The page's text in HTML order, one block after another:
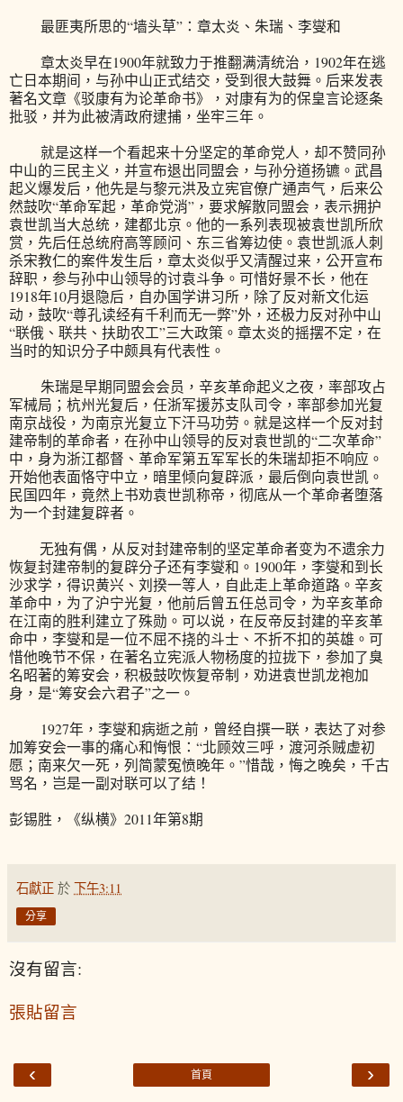
最匪夷所思的“墙头草”：章太炎、朱瑞、李燮和
章太炎早在1900年就致力于推翻满清统治，1902年在逃
亡日本期间，与孙中山正式结交，受到很大鼓舞。后来发表
著名文章《驳康有为论革命书》，对康有为的保皇言论逐条
批驳，并为此被清政府逮捕，坐牢三年。
就是这样一个看起来十分坚定的革命党人，却不赞同孙
中山的三民主义，并宣布退出同盟会，与孙分道扬镳。武昌
起义爆发后，他先是与黎元洪及立宪官僚广通声气，后来公
然鼓吹“革命军起，革命党消”，要求解散同盟会，表示拥护
袁世凯当大总统，建都北京。他的一系列表现被袁世凯所欣
赏，先后任总统府高等顾问、东三省筹边使。袁世凯派人刺
杀宋教仁的案件发生后，章太炎似乎又清醒过来，公开宣布
辞职，参与孙中山领导的讨袁斗争。可惜好景不长，他在
1918年10月退隐后，自办国学讲习所，除了反对新文化运
动，鼓吹“尊孔读经有千利而无一弊”外，还极力反对孙中山
“联俄、联共、扶助农工”三大政策。章太炎的摇摆不定，在
当时的知识分子中颇具有代表性。
朱瑞是早期同盟会会员，辛亥革命起义之夜，率部攻占
军械局；杭州光复后，任浙军援苏支队司令，率部参加光复
南京战役，为南京光复立下汗马功劳。就是这样一个反对封
建帝制的革命者，在孙中山领导的反对袁世凯的“二次革命”
中，身为浙江都督、革命军第五军军长的朱瑞却拒不响应。
开始他表面恪守中立，暗里倾向复辟派，最后倒向袁世凯。
民国四年，竟然上书劝袁世凯称帝，彻底从一个革命者堕落
为一个封建复辟者。
无独有偶，从反对封建帝制的坚定革命者变为不遗余力
恢复封建帝制的复辟分子还有李燮和。1900年，李燮和到长
沙求学，得识黄兴、刘揆一等人，自此走上革命道路。辛亥
革命中，为了沪宁光复，他前后曾五任总司令，为辛亥革命
在江南的胜利建立了殊勋。可以说，在反帝反封建的辛亥革
命中，李燮和是一位不屈不挠的斗士、不折不扣的英雄。可
惜他晚节不保，在著名立宪派人物杨度的拉拢下，参加了臭
名昭著的筹安会，积极鼓吹恢复帝制，劝进袁世凯龙袍加
身，是“筹安会六君子”之一。
1927年，李燮和病逝之前，曾经自撰一联，表达了对参
加筹安会一事的痛心和悔恨：“北顾效三呼，渡河杀贼虚初
愿；南来欠一死，列简蒙冤愤晚年。”惜哉，悔之晚矣，千古
骂名，岂是一副对联可以了结！
彭锡胜，《纵横》2011年第8期
石獻正 於 下午3:11
分享
沒有留言:
張貼留言
‹ ›
首頁